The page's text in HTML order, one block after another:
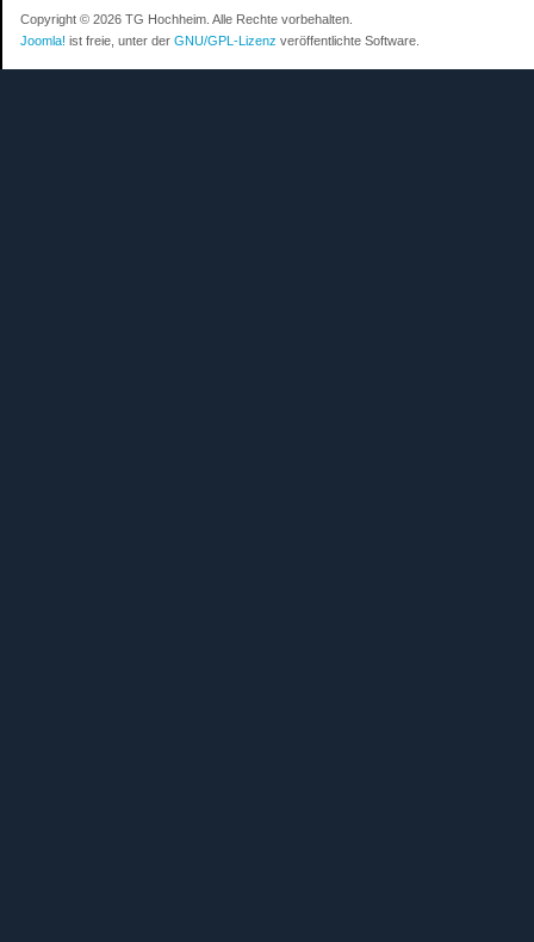
Copyright © 2026 TG Hochheim. Alle Rechte vorbehalten.
Joomla! ist freie, unter der GNU/GPL-Lizenz veröffentlichte Software.